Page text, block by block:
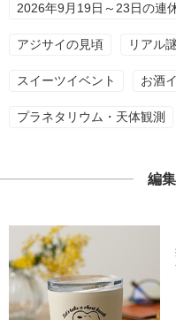
2026年9月19日～23日の連
アジサイの見頃 リアル
スイーツイベント お酒
プラネタリウム・天体観測
編